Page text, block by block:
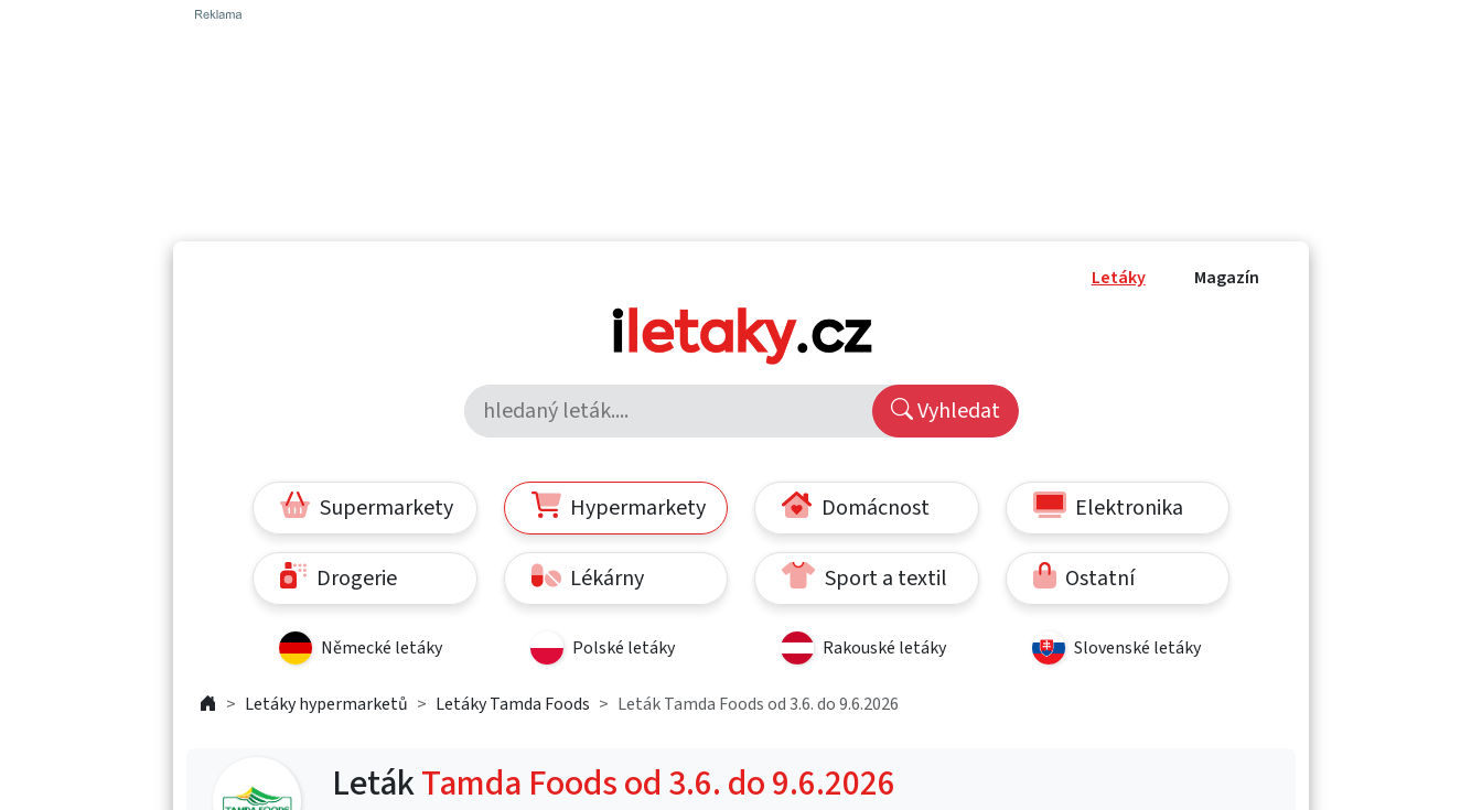
Letáky Magazín
Vyhledat
Supermarkety Hypermarkety Domácnost Elektronika
Drogerie Lékárny Sport a textil Ostatní
Německé letáky Polské letáky Rakouské letáky Slovenské letáky
Letáky hypermarketů Letáky Tamda Foods Leták Tamda Foods od 3.6. do 9.6.2026
LetákTamda Foods od 3.6. do 9.6.2026